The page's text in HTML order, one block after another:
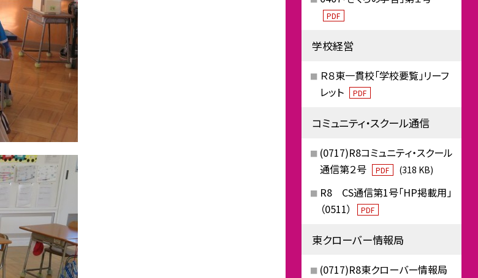
PDF
学校経営
Ｒ８東一貫校「学校要覧」リーフ
レット
PDF
コミュニティ・スクール通信
(0717)R8コミュニティ・スクール
通信第２号
PDF (318 KB)
R8 CS通信第1号「HP掲載用」
（0511）
PDF
東クローバー情報局
(0717)R8東クローバー情報局